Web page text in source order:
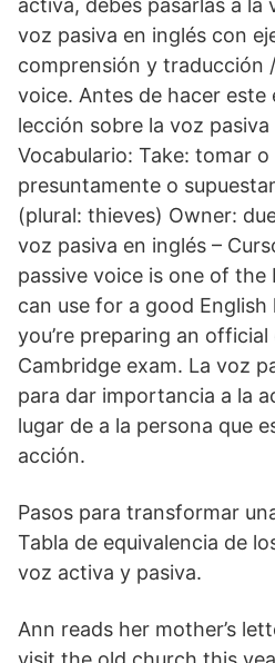
activa, debes pasarlas a la
voz pasiva en inglés con
comprensión y traducción
voice. Antes de hacer este
lección sobre la voz pasiva
Vocabulario: Take: tomar o
presuntamente o
(plural: thieves) Owner:
voz pasiva en inglés –
passive voice is one of the
can use for a good English
you’re preparing an official
Cambridge exam. La voz
para dar importancia a la
lugar de a la persona que
acción.
Pasos para transformar
Tabla de equivalencia de
voz activa y pasiva.
Ann reads her mother’s